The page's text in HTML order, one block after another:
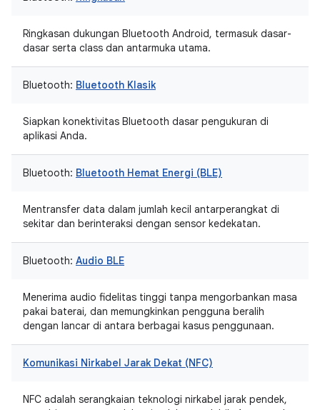
Ringkasan dukungan Bluetooth Android, termasuk dasar-
dasar serta class dan antarmuka utama.
Bluetooth: Bluetooth Klasik
Siapkan konektivitas Bluetooth dasar pengukuran di
aplikasi Anda.
Bluetooth: Bluetooth Hemat Energi (BLE)
Mentransfer data dalam jumlah kecil antarperangkat di
sekitar dan berinteraksi dengan sensor kedekatan.
Bluetooth: Audio BLE
Menerima audio fidelitas tinggi tanpa mengorbankan masa
pakai baterai, dan memungkinkan pengguna beralih
dengan lancar di antara berbagai kasus penggunaan.
Komunikasi Nirkabel Jarak Dekat (NFC)
NFC adalah serangkaian teknologi nirkabel jarak pendek,